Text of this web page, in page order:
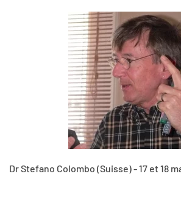
Dr Stefano Colombo (Suisse) - 17 et 18